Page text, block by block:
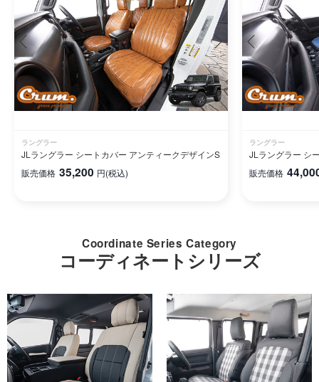
ラングラー
JLラングラー シートカバー アンティークデザインS
販売価格 35,200 円(税込)
ラングラー
JLラングラー シ
販売価格
Coordinate Series Category
コーディネートシリーズ